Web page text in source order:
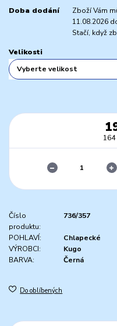
Doba dodání
Zboží Vám
11.08.2026
Stačí, když
Velikosti
164
Číslo
produktu:
736/357
POHLAVÍ:
Chlapecké
VÝROBCI:
Kugo
BARVA:
Černá
Do oblíbených